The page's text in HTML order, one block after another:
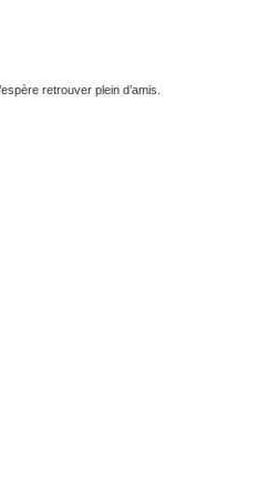
retrouver plein d’amis.